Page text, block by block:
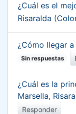
¿Cuál es el
Risaralda
¿Cómo llegar
Sin respuestas
¿Cuál es la
Marsella,
Responder